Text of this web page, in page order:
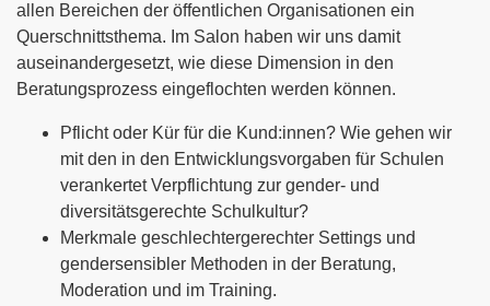
allen Bereichen der öffentlichen Organisationen ein
Querschnittsthema. Im Salon haben wir uns damit
auseinandergesetzt, wie diese Dimension in den
Beratungsprozess eingeflochten werden können.
Pflicht oder Kür für die Kund:innen? Wie gehen wir
mit den in den Entwicklungsvorgaben für Schulen
verankertet Verpflichtung zur gender- und
diversitätsgerechte Schulkultur?
Merkmale geschlechtergerechter Settings und
gendersensibler Methoden in der Beratung,
Moderation und im Training.